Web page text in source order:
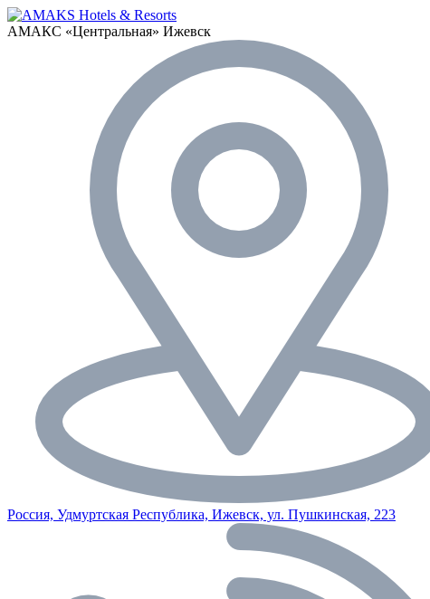
АМАКС «‎Центральная» Ижевск
Россия, Удмуртская Республика, Ижевск, ул. Пушкинская, 223